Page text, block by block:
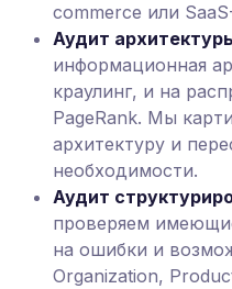
commerce или
Аудит
информационная
краулинг, и на
PageRank. Мы
архитектуру и
необходимости.
Аудит
проверяем
на ошибки и
Organization,